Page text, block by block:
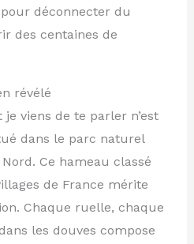
déconnecter du
des centaines de
révélé
viens de te parler n’est
dans le parc naturel
Ce hameau classé
de France mérite
Chaque ruelle, chaque
les douves compose